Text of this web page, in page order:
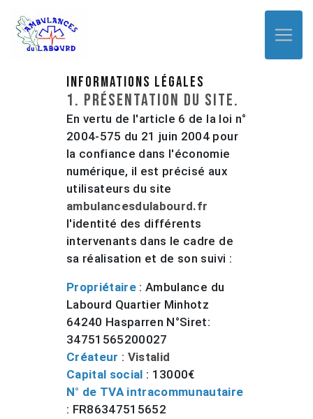
Informations légales
1. Présentation du site.
En vertu de l'article 6 de la loi n°
2004-575 du 21 juin 2004 pour
la confiance dans l'économie
numérique, il est précisé aux
utilisateurs du site
ambulancesdulabourd.fr
l'identité des différents
intervenants dans le cadre de
sa réalisation et de son suivi :
Propriétaire : Ambulance du
Labourd Quartier Minhotz
64240 Hasparren N°Siret:
34751565200027
Créateur : Vistalid
Capital social : 13000€
N° de TVA intracommunautaire
: FR86347515652